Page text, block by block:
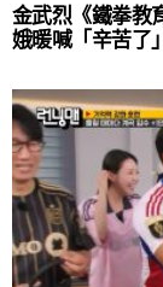
金武烈《鐵拳教
娥暖喊「辛苦了」